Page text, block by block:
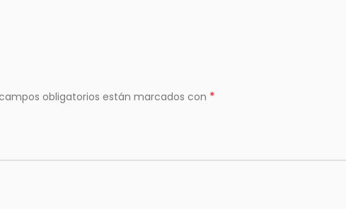
obligatorios están marcados con *